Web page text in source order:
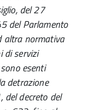
del 27
del Parlamento
altra normativa
di servizi
esenti
detrazione
del decreto del